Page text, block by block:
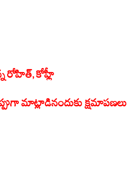
రోహిత్, కోహ్లీ
మాట్లాడినందుకు క్షమాపణలు